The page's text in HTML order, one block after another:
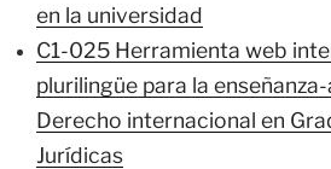
en la universidad
C1-025 Herramienta web
plurilingüe para la
Derecho internacional en
Jurídicas